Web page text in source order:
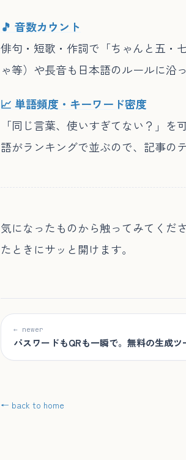
🎵 音数カウント
俳句・短歌・作詞で「ちゃんと五・
ゃ等）や長音も日本語のルールに沿
📈 単語頻度・キーワード密度
「同じ言葉、使いすぎてない？」
語がランキングで並ぶので、記事の
気になったものから触ってみてくだ
たときにサッと開けます。
← newer
パスワードもQRも一瞬で。無料の生成ツ
← back to home